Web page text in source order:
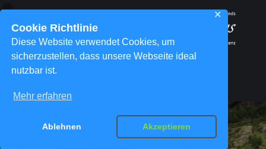
Cookie Richtlinie
Diese Website verwendet Cookies, um
sicherzustellen, dass unsere Webseite ideal
nutzbar ist.
Mehr erfahren
Ablehnen Akzeptieren
✕
Der wahre Preis der Elektroautos